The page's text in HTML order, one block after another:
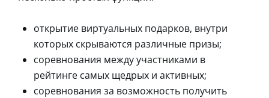
открытие виртуальных подарков, внутри
которых скрываются различные призы;
соревнования между участниками в
рейтинге самых щедрых и активных;
соревнования за возможность получить